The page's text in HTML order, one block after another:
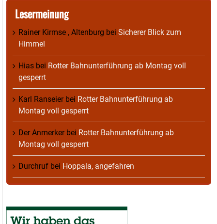
Lesermeinung
Rainer Kirmse , Altenburg bei Sicherer Blick zum
Himmel
Hias bei Rotter Bahnunterführung ab Montag voll
gesperrt
Karl Ranseierbei Rotter Bahnunterführung ab
Montag voll gesperrt
Der Anmerkerbei Rotter Bahnunterführung ab
Montag voll gesperrt
Durchruf bei Hoppala, angefahren